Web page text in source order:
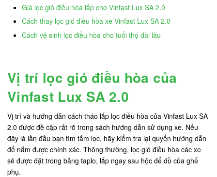
Giá lọc gió điều hòa lắp cho Vinfast Lux SA 2.0
Cách thay lọc gió điều hòa xe Vinfast Lux SA 2.0
Cách vệ sinh lọc điều hòa cho tuổi thọ dài lâu
Vị trí lọc gió điều hòa của
Vinfast Lux SA 2.0
Vị trí và hướng dẫn cách tháo lắp lọc điều hòa của Vinfast Lux SA
2.0 được đề cập rất rõ trong sách hướng dẫn sử dụng xe. Nếu
đây là lần đầu bạn tìm tấm lọc, hãy kiểm tra lại quyển hướng dẫn
để nắm được chính xác. Thông thường, lọc gió điều hòa các xe
sẽ được đặt trong bảng taplo, lắp ngay sau hộc để đồ của ghế
phụ.